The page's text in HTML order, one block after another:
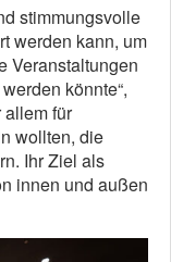
stimmungsvolle
werden kann, um
Veranstaltungen
könnte“,
allem für
wollten, die
Ihr Ziel als
innen und außen